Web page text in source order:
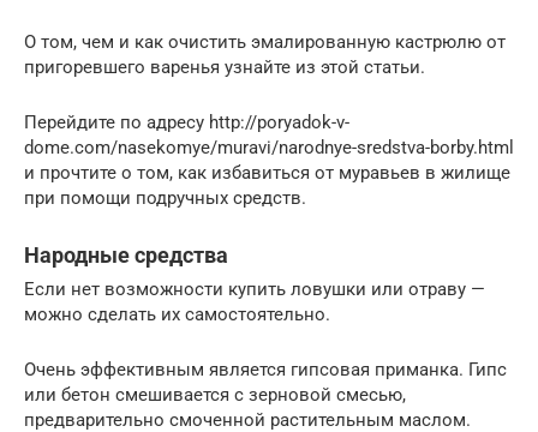
О том, чем и как очистить эмалированную кастрюлю от
пригоревшего варенья узнайте из этой статьи.
Перейдите по адресу http://poryadok-v-
dome.com/nasekomye/muravi/narodnye-sredstva-borby.html
и прочтите о том, как избавиться от муравьев в жилище
при помощи подручных средств.
Народные средства
Если нет возможности купить ловушки или отраву —
можно сделать их самостоятельно.
Очень эффективным является гипсовая приманка. Гипс
или бетон смешивается с зерновой смесью,
предварительно смоченной растительным маслом.